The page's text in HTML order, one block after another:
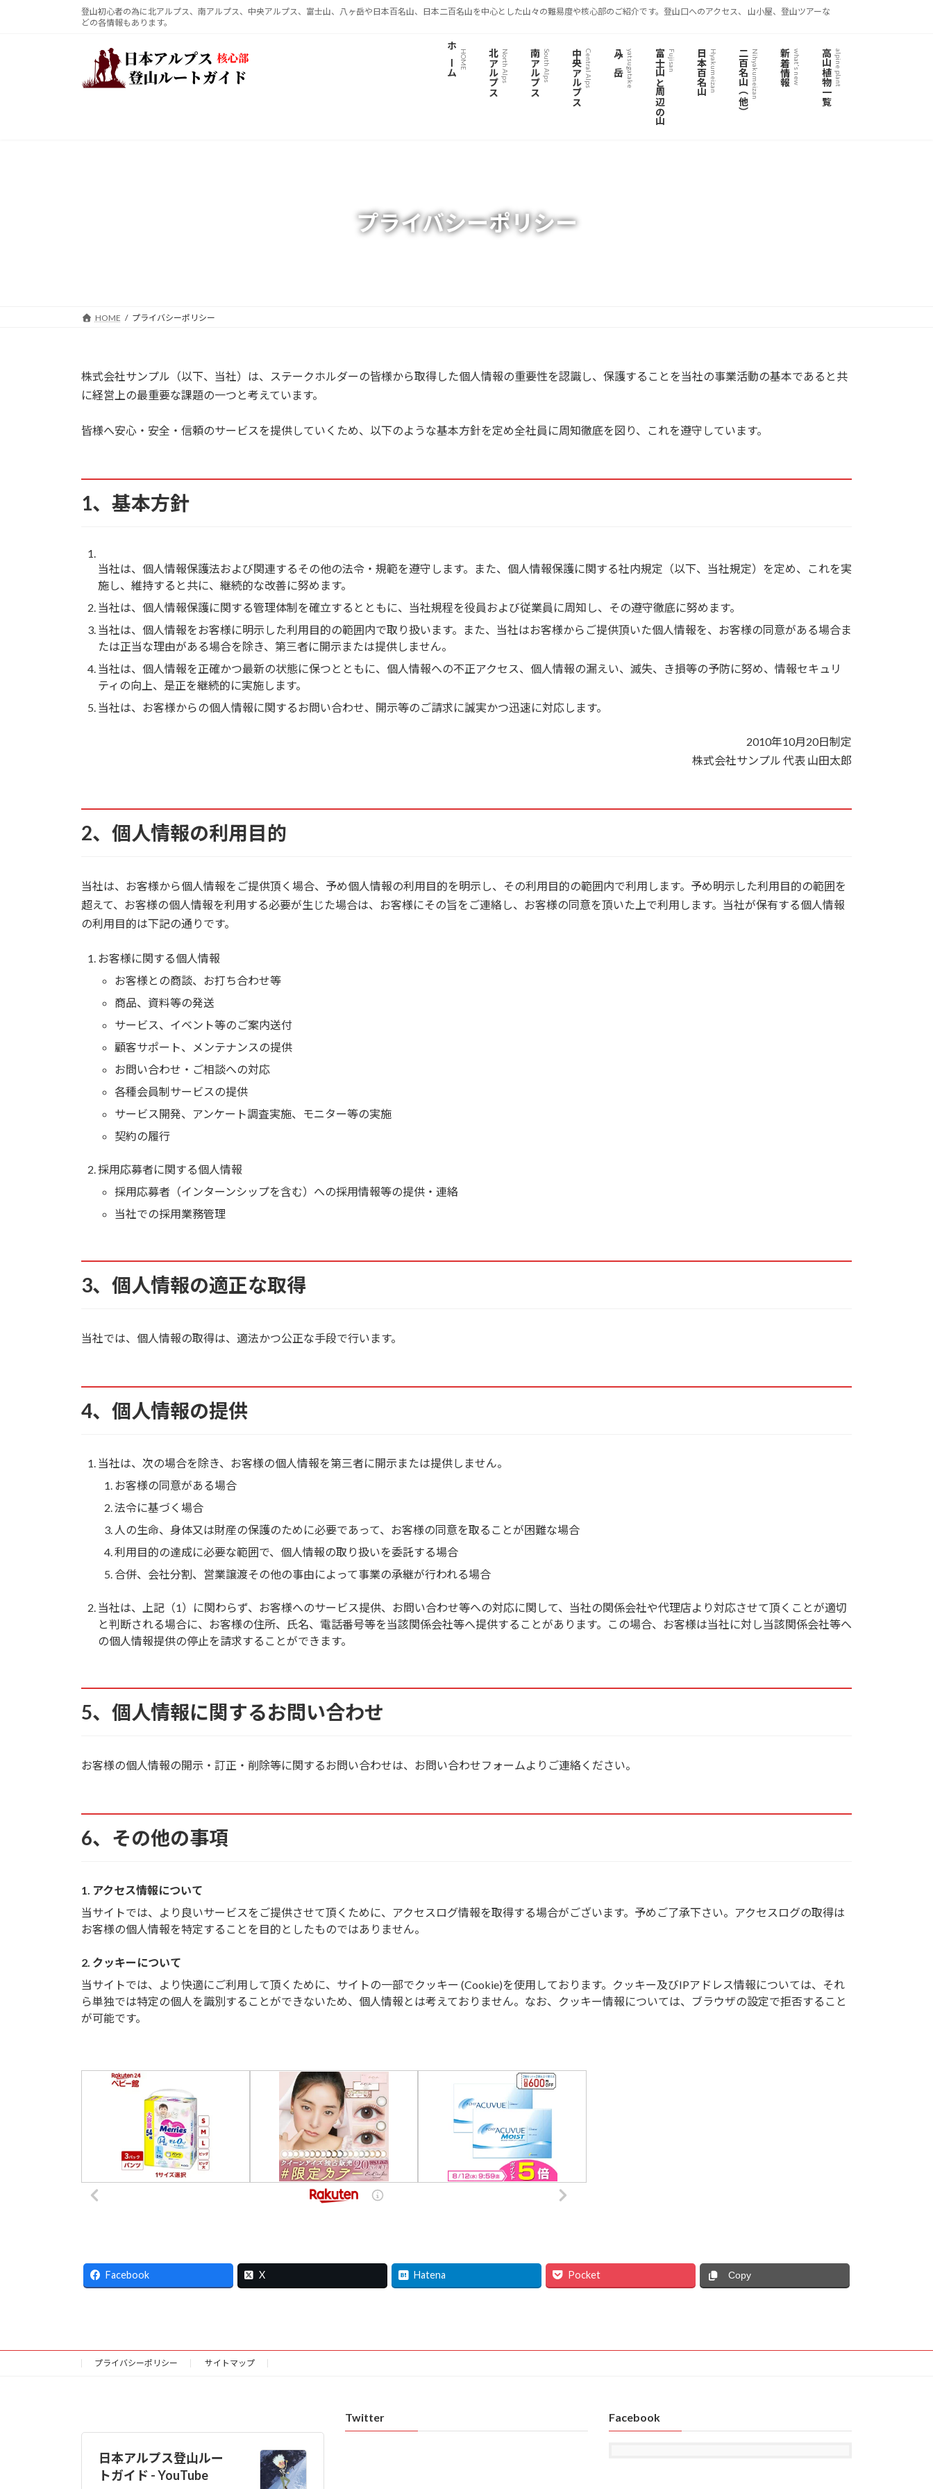
登山初心者の為に北アルプス、南アルプス、中央アルプス、富士山、八ヶ岳や日本百名山、日本二百名山を中心とした山々の難易度や核心部のご紹介です。登山口へのアクセス、 山小屋、登山ツアーな
どの各情報もあります。
ホーム HOME 北アルプスNorth Alps 南アルプスSouth Alps 中央アルプスCentral Alps 八ヶ岳yatsugatake 富士山と周辺の山Fujisan 日本百名山Hyakumeizan 二百名山（他）Nihyakumeizan 新着情報what's new 高山植物一覧alpine plant
プライバシーポリシー
HOME プライバシーポリシー
株式会社サンプル（以下、当社）は、ステークホルダーの皆様から取得した個人情報の重要性を認識し、保護することを当社の事業活動の基本であると共
に経営上の最重要な課題の一つと考えています。
皆様へ安心・安全・信頼のサービスを提供していくため、以下のような基本方針を定め全社員に周知徹底を図り、これを遵守しています。
1、基本方針
当社は、個人情報保護法および関連するその他の法令・規範を遵守します。また、個人情報保護に関する社内規定（以下、当社規定）を定め、これを実
施し、維持すると共に、継続的な改善に努めます。
当社は、個人情報保護に関する管理体制を確立するとともに、当社規程を役員および従業員に周知し、その遵守徹底に努めます。
当社は、個人情報をお客様に明示した利用目的の範囲内で取り扱います。また、当社はお客様からご提供頂いた個人情報を、お客様の同意がある場合ま
たは正当な理由がある場合を除き、第三者に開示または提供しません。
当社は、個人情報を正確かつ最新の状態に保つとともに、個人情報への不正アクセス、個人情報の漏えい、滅失、き損等の予防に努め、情報セキュリ
ティの向上、是正を継続的に実施します。
当社は、お客様からの個人情報に関するお問い合わせ、開示等のご請求に誠実かつ迅速に対応します。
2010年10月20日制定
株式会社サンプル 代表 山田太郎
2、個人情報の利用目的
当社は、お客様から個人情報をご提供頂く場合、予め個人情報の利用目的を明示し、その利用目的の範囲内で利用します。予め明示した利用目的の範囲を
超えて、お客様の個人情報を利用する必要が生じた場合は、お客様にその旨をご連絡し、お客様の同意を頂いた上で利用します。当社が保有する個人情報
の利用目的は下記の通りです。
お客様に関する個人情報
お客様との商談、お打ち合わせ等
商品、資料等の発送
サービス、イベント等のご案内送付
顧客サポート、メンテナンスの提供
お問い合わせ・ご相談への対応
各種会員制サービスの提供
サービス開発、アンケート調査実施、モニター等の実施
契約の履行
採用応募者に関する個人情報
採用応募者（インターンシップを含む）への採用情報等の提供・連絡
当社での採用業務管理
3、個人情報の適正な取得
当社では、個人情報の取得は、適法かつ公正な手段で行います。
4、個人情報の提供
当社は、次の場合を除き、お客様の個人情報を第三者に開示または提供しません。
お客様の同意がある場合
法令に基づく場合
人の生命、身体又は財産の保護のために必要であって、お客様の同意を取ることが困難な場合
利用目的の達成に必要な範囲で、個人情報の取り扱いを委託する場合
合併、会社分割、営業譲渡その他の事由によって事業の承継が行われる場合
当社は、上記（1）に関わらず、お客様へのサービス提供、お問い合わせ等への対応に関して、当社の関係会社や代理店より対応させて頂くことが適切
と判断される場合に、お客様の住所、氏名、電話番号等を当該関係会社等へ提供することがあります。この場合、お客様は当社に対し当該関係会社等へ
の個人情報提供の停止を請求することができます。
5、個人情報に関するお問い合わせ
お客様の個人情報の開示・訂正・削除等に関するお問い合わせは、お問い合わせフォームよりご連絡ください。
6、その他の事項
1. アクセス情報について
当サイトでは、より良いサービスをご提供させて頂くために、アクセスログ情報を取得する場合がございます。予めご了承下さい。アクセスログの取得は
お客様の個人情報を特定することを目的としたものではありません。
2. クッキーについて
当サイトでは、より快適にご利用して頂くために、サイトの一部でクッキー (Cookie)を使用しております。クッキー及びIPアドレス情報については、それ
ら単独では特定の個人を識別することができないため、個人情報とは考えておりません。なお、クッキー情報については、ブラウザの設定で拒否すること
が可能です。
Facebook X Hatena Pocket Copy
プライバシーポリシー サイトマップ
日本アルプス登山ルー
トガイド - YouTube
Twitter Facebook